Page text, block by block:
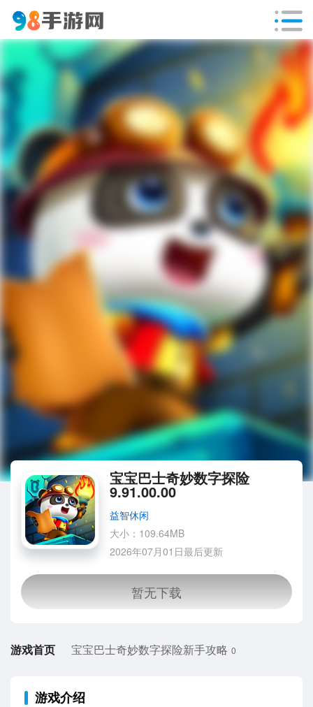
宝宝巴士奇妙数字探险
9.91.00.00
益智休闲
大小：109.64MB
2026年07月01日最后更新
游戏首页 宝宝巴士奇妙数字探险新手攻略 0
游戏介绍